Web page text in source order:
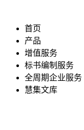
首页
产品
增值服务
标书编制服务
全周期企业服务
慧集文库